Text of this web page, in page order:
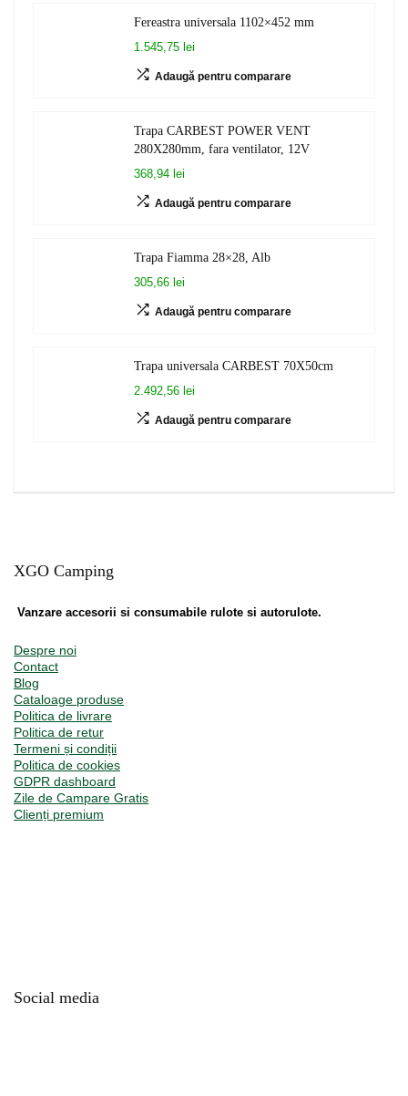
Fereastra universala 1102×452 mm
1.545,75 lei
Adaugă pentru comparare
Trapa CARBEST POWER VENT
280X280mm, fara ventilator, 12V
368,94 lei
Adaugă pentru comparare
Trapa Fiamma 28×28, Alb
305,66 lei
Adaugă pentru comparare
Trapa universala CARBEST 70X50cm
2.492,56 lei
Adaugă pentru comparare
XGO Camping
Vanzare accesorii si consumabile rulote si autorulote.
Despre noi
Contact
Blog
Cataloage produse
Politica de livrare
Politica de retur
Termeni și condiții
Politica de cookies
GDPR dashboard
Zile de Campare Gratis
Clienți premium
Social media